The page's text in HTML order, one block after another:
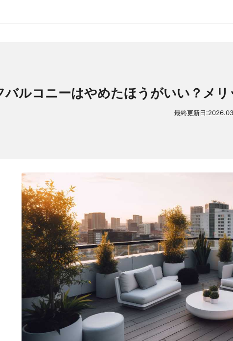
バルコニーはやめたほうがいい？メ
最終更新日: